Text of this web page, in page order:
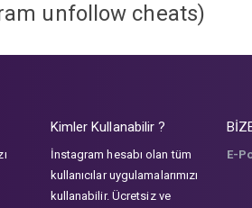
unfollow cheats)
Kimler Kullanabilir ?
İnstagram hesabı olan tüm
kullanıcılar uygulamalarımızı
kullanabilir. Ücretsiz ve
E-